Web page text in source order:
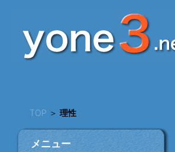
TOP ＞理性
メニュー